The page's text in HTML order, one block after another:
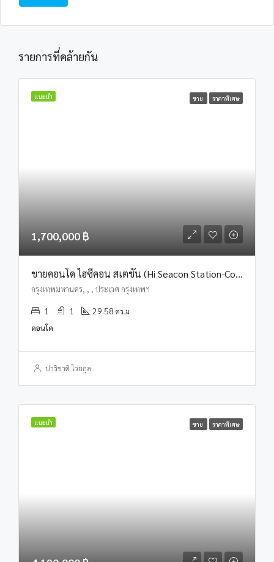
รายการที่คล้ายกัน
แนะนำ ขาย ราคาพิเศษ
1,700,000 ฿
ขายคอนโด ไฮซีคอน สเตชั่น (Hi Seacon Station-Condominium)
กรุงเทพมหานคร, , , ประเวศ กรุงเทพฯ
1 1 29.58 ตร.ม
คอนโด
ปาริชาติ ไวยกุล
แนะนำ ขาย ราคาพิเศษ